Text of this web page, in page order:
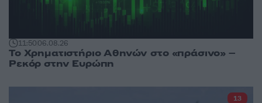
11:5006.08.26
Το Χρηματιστήριο Αθηνών στο «πράσινο» –
Ρεκόρ στην Ευρώπη
13